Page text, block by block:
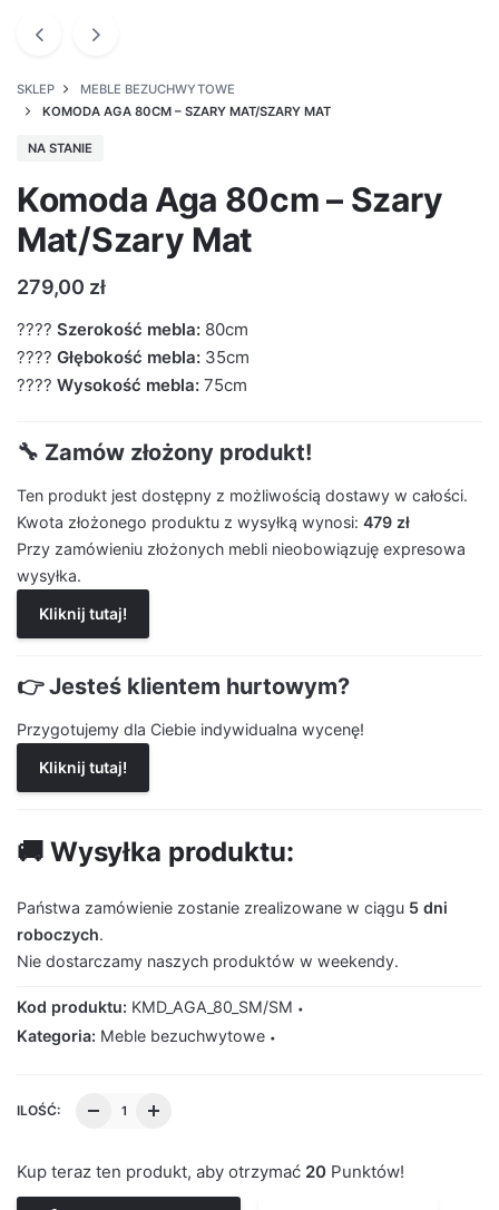
SKLEP
MEBLE BEZUCHWYTOWE
KOMODA AGA 80CM – SZARY MAT/SZARY MAT
NA STANIE
Komoda Aga 80cm – Szary
Mat/Szary Mat
279,00 zł
???? Szerokość mebla: 80cm
???? Głębokość mebla: 35cm
???? Wysokość mebla: 75cm
🔧 Zamów złożony produkt!
Ten produkt jest dostępny z możliwością dostawy w całości.
Kwota złożonego produktu z wysyłką wynosi: 479 zł
Przy zamówieniu złożonych mebli nieobowiązuję expresowa
wysyłka.
Kliknij tutaj!
👉 Jesteś klientem hurtowym?
Przygotujemy dla Ciebie indywidualna wycenę!
Kliknij tutaj!
🚚 Wysyłka produktu:
Państwa zamówienie zostanie zrealizowane w ciągu 5 dni
roboczych.
Nie dostarczamy naszych produktów w weekendy.
Kod produktu: KMD_AGA_80_SM/SM
Kategoria: Meble bezuchwytowe
ILOŚĆ:
Kup teraz ten produkt, aby otrzymać 20 Punktów!